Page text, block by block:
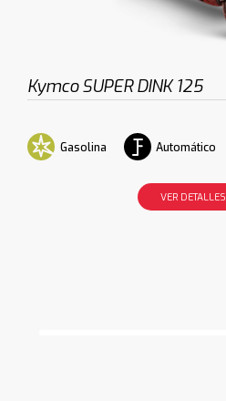
Kymco SUPER DINK 125
Gasolina Automático
VER DETALLES